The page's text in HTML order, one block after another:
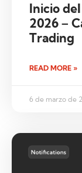
Inicio
2026 –
Trading
READ MORE »
6 de marzo de